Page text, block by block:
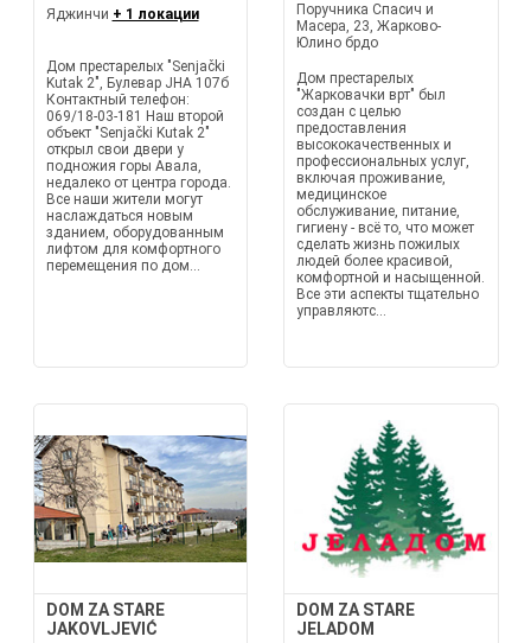
Яджинчи + 1 локации
Дом престарелых "Senjački
Kutak 2", Булевар ЈНА 107б
Контактный телефон:
069/18-03-181 Наш второй
объект "Senjački Kutak 2"
открыл свои двери у
подножия горы Авала,
недалеко от центра города.
Все наши жители могут
наслаждаться новым
зданием, оборудованным
лифтом для комфортного
перемещения по дом...
Поручника Спасич и
Масера, 23, Жарково-
Юлино брдо
Дом престарелых
"Жарковачки врт" был
создан с целью
предоставления
высококачественных и
профессиональных услуг,
включая проживание,
медицинское
обслуживание, питание,
гигиену - всё то, что может
сделать жизнь пожилых
людей более красивой,
комфортной и насыщенной.
Все эти аспекты тщательно
управляютс...
DOM ZA STARE
JAKOVLJEVIĆ
DOM ZA STARE
JELADOM